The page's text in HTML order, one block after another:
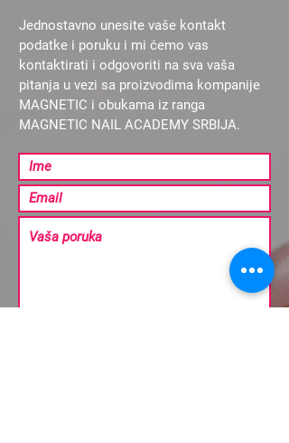
Jednostavno unesite vaše kontakt
podatke i poruku i mi ćemo vas
kontaktirati i odgovoriti na sva vaša
pitanja u vezi sa proizvodima kompanije
MAGNETIC i obukama iz ranga
MAGNETIC NAIL ACADEMY SRBIJA.